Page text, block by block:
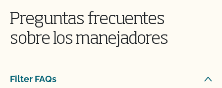
¿Puedo vender un animal lechero orgánico como
animal de abasto?
Preguntas frecuentes
sobre los manejadores
Filter FAQs